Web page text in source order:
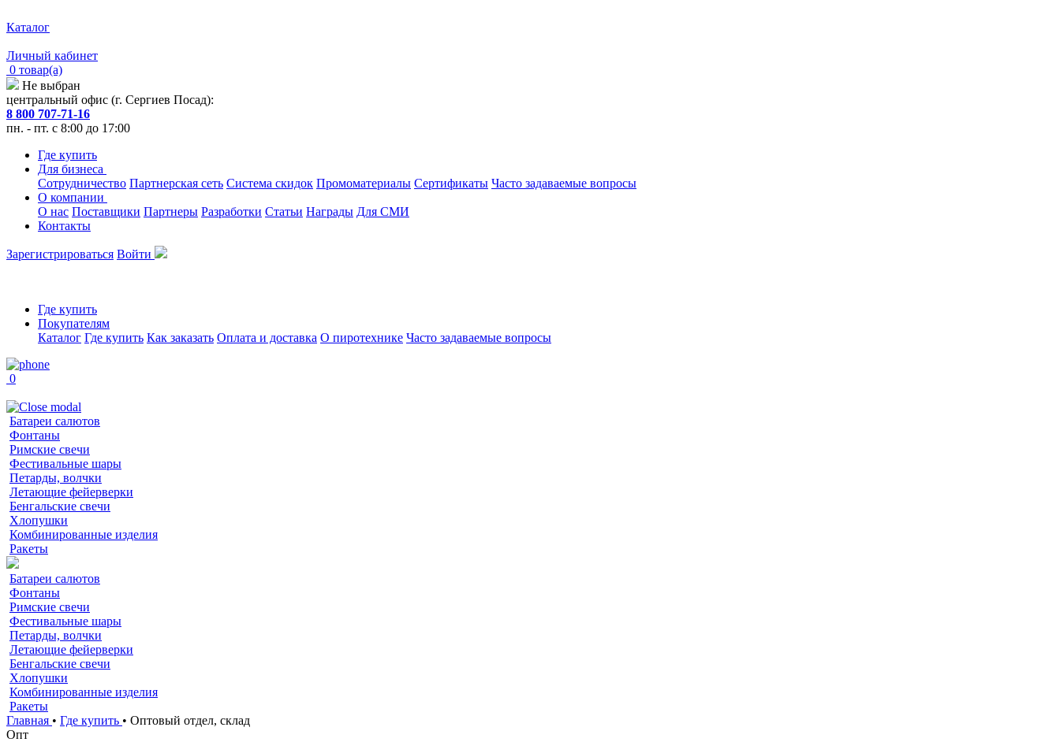
Каталог
Личный кабинет
0 товар(а)
Не выбран
центральный офис (г. Сергиев Посад):
8 800 707-71-16
пн. - пт. с 8:00 до 17:00
Где купить
Для бизнеса
Сотрудничество Партнерская сеть Система скидок Промоматериалы Сертификаты Часто задаваемые вопросы
О компании
О нас Поставщики Партнеры Разработки Статьи Награды Для СМИ
Контакты
Зарегистрироваться Войти
Где купить
Покупателям
Каталог Где купить Как заказать Оплата и доставка О пиротехнике Часто задаваемые вопросы
0
Батареи салютов
Фонтаны
Римские свечи
Фестивальные шары
Петарды, волчки
Летающие фейерверки
Бенгальские свечи
Хлопушки
Комбинированные изделия
Ракеты
Батареи салютов
Фонтаны
Римские свечи
Фестивальные шары
Петарды, волчки
Летающие фейерверки
Бенгальские свечи
Хлопушки
Комбинированные изделия
Ракеты
Главная • Где купить • Оптовый отдел, склад
Опт